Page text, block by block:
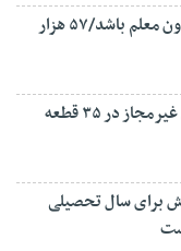
هیچ کلاس درسی نباید بدون معلم باشد/۵۷ هزار
قلع و قمع ساخت‌وسازهای غیرمجاز در ۳۵ قطعه
برای سال تحصیلی